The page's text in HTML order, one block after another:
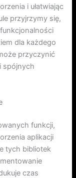
i ułatwiając
przyjrzymy się,
dla każdego
przyczynić
spójnych
funkcji,
aplikacji
tych bibliotek
czas